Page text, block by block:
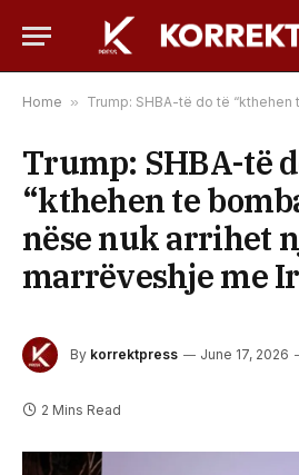
Home » Trump: SHBA-të do të “kthehen te bombardimet”
Trump: SHBA-të
“kthehen te
nëse nuk arrihet
marrëveshje me
By korrektpress June 17, 2026
2 Mins Read